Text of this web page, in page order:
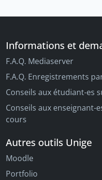
Informations et
F.A.Q. Mediaserver
F.A.Q. Enregistrements
Conseils aux étudiant-es
Conseils aux enseignant-
cours
Autres outils Unige
Moodle
Portfolio